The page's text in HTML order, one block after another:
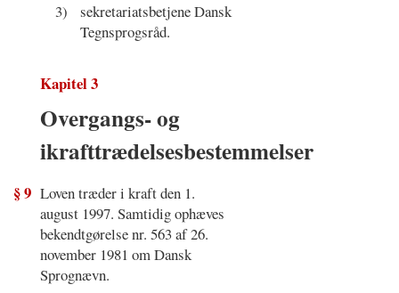
3)
sekretariatsbetjene Dansk
Tegnsprogsråd.
Kapitel 3
Overgangs- og
ikrafttrædelsesbestemmelser
§ 9 Loven træder i kraft den 1.
august 1997. Samtidig ophæves
bekendtgørelse nr. 563 af 26.
november 1981 om Dansk
Sprognævn.